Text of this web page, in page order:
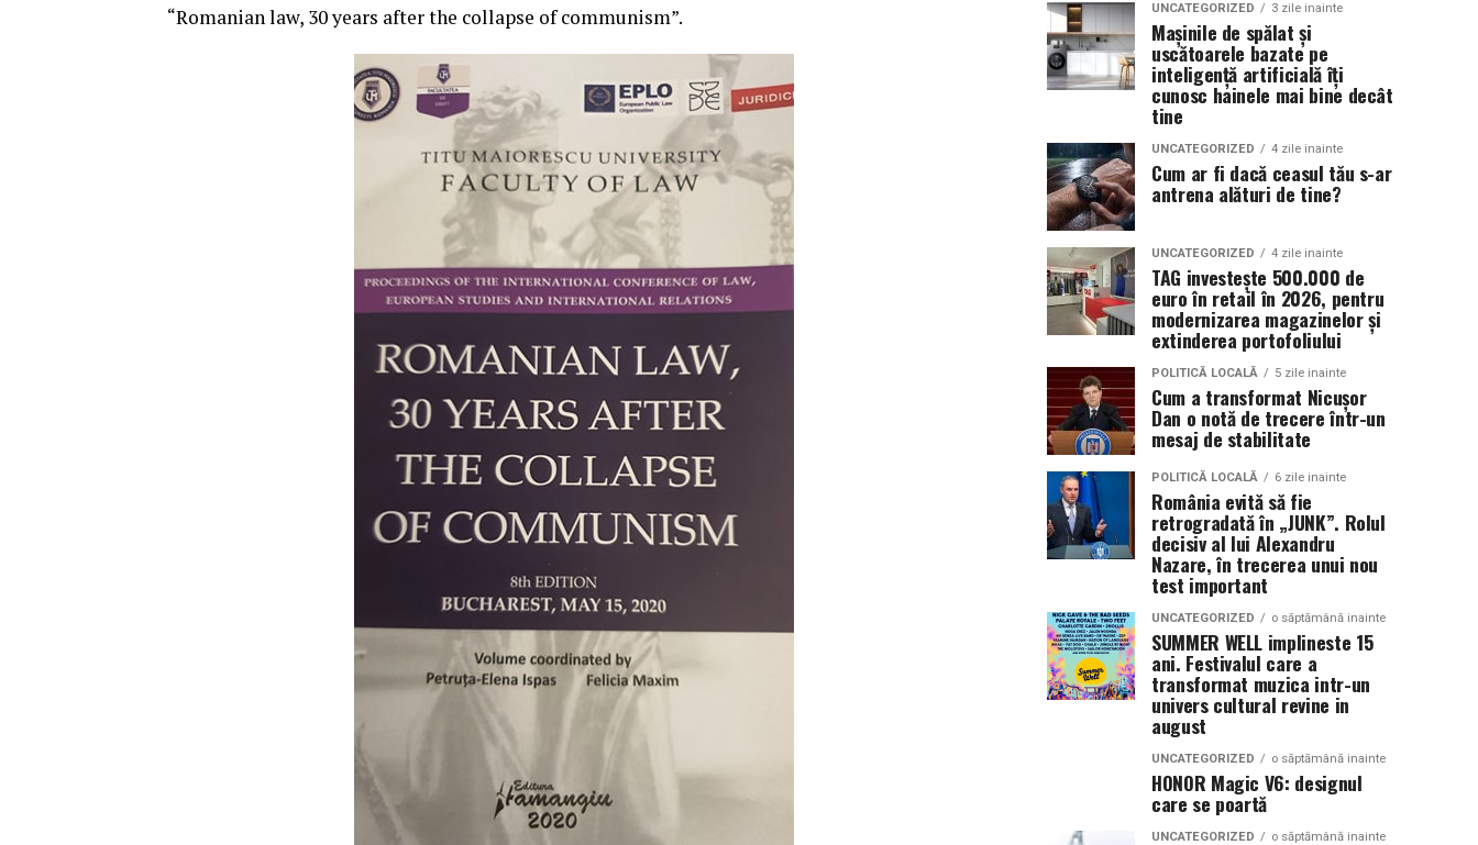
“Romanian law, 30 years after the collapse of communism”. UNCATEGORIZED 3 zile inainte
Mașinile de spălat și
uscătoarele bazate pe
inteligență artificială îți
cunosc hainele mai bine decât
tine
UNCATEGORIZED 4 zile inainte
Cum ar fi dacă ceasul tău s-ar
antrena alături de tine?
UNCATEGORIZED 4 zile inainte
TAG investește 500.000 de
euro în retail în 2026, pentru
modernizarea magazinelor și
extinderea portofoliului
POLITICĂ LOCALĂ 5 zile inainte
Cum a transformat Nicușor
Dan o notă de trecere într-un
mesaj de stabilitate
POLITICĂ LOCALĂ 6 zile inainte
România evită să fie
retrogradată în „JUNK”. Rolul
decisiv al lui Alexandru
Nazare, în trecerea unui nou
test important
UNCATEGORIZED o săptămână inainte
SUMMER WELL implineste 15
ani. Festivalul care a
transformat muzica intr-un
univers cultural revine in
august
UNCATEGORIZED o săptămână inainte
HONOR Magic V6: designul
care se poartă
UNCATEGORIZED o săptămână inainte